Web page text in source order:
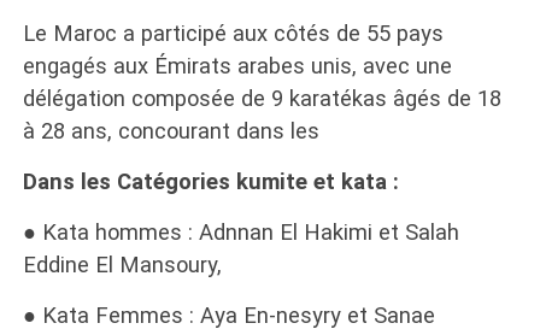
Le Maroc a participé aux côtés de 55 pays
engagés aux Émirats arabes unis, avec une
délégation composée de 9 karatékas âgés de 18
à 28 ans, concourant dans les
Dans les Catégories kumite et kata :
● Kata hommes : Adnnan El Hakimi et Salah
Eddine El Mansoury,
● Kata Femmes : Aya En-nesyry et Sanae